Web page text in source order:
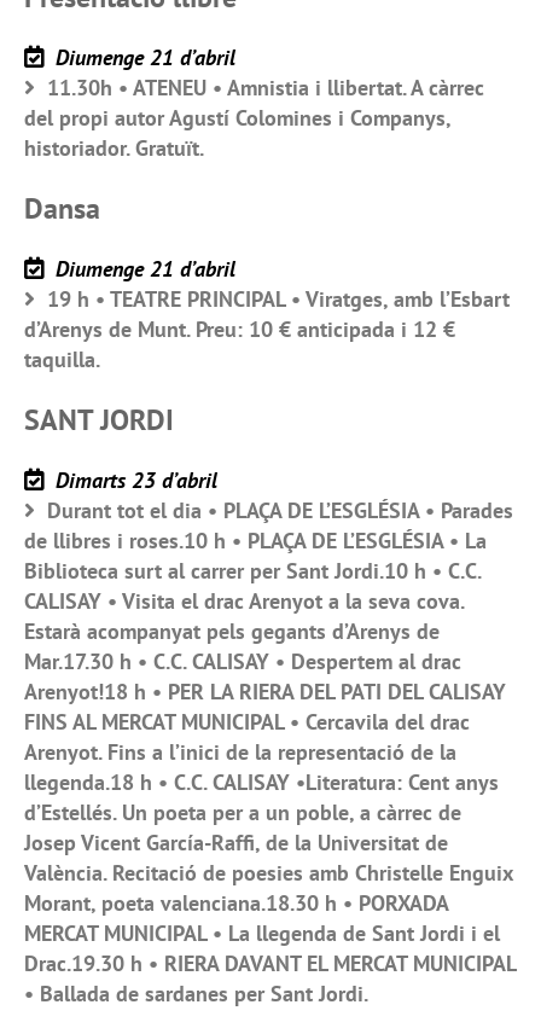
Diumenge 21 d’abril
11.30h • ATENEU • Amnistia i llibertat. A càrrec
del propi autor Agustí Colomines i Companys,
historiador. Gratuït.
Dansa
Diumenge 21 d’abril
19 h • TEATRE PRINCIPAL • Viratges, amb l’Esbart
d’Arenys de Munt. Preu: 10 € anticipada i 12 €
taquilla.
SANT JORDI
Dimarts 23 d’abril
Durant tot el dia • PLAÇA DE L’ESGLÉSIA • Parades
de llibres i roses.10 h • PLAÇA DE L’ESGLÉSIA • La
Biblioteca surt al carrer per Sant Jordi.10 h • C.C.
CALISAY • Visita el drac Arenyot a la seva cova.
Estarà acompanyat pels gegants d’Arenys de
Mar.17.30 h • C.C. CALISAY • Despertem al drac
Arenyot!18 h • PER LA RIERA DEL PATI DEL CALISAY
FINS AL MERCAT MUNICIPAL • Cercavila del drac
Arenyot. Fins a l’inici de la representació de la
llegenda.18 h • C.C. CALISAY •Literatura: Cent anys
d’Estellés. Un poeta per a un poble, a càrrec de
Josep Vicent García-Raffi, de la Universitat de
València. Recitació de poesies amb Christelle Enguix
Morant, poeta valenciana.18.30 h • PORXADA
MERCAT MUNICIPAL • La llegenda de Sant Jordi i el
Drac.19.30 h • RIERA DAVANT EL MERCAT MUNICIPAL
• Ballada de sardanes per Sant Jordi.